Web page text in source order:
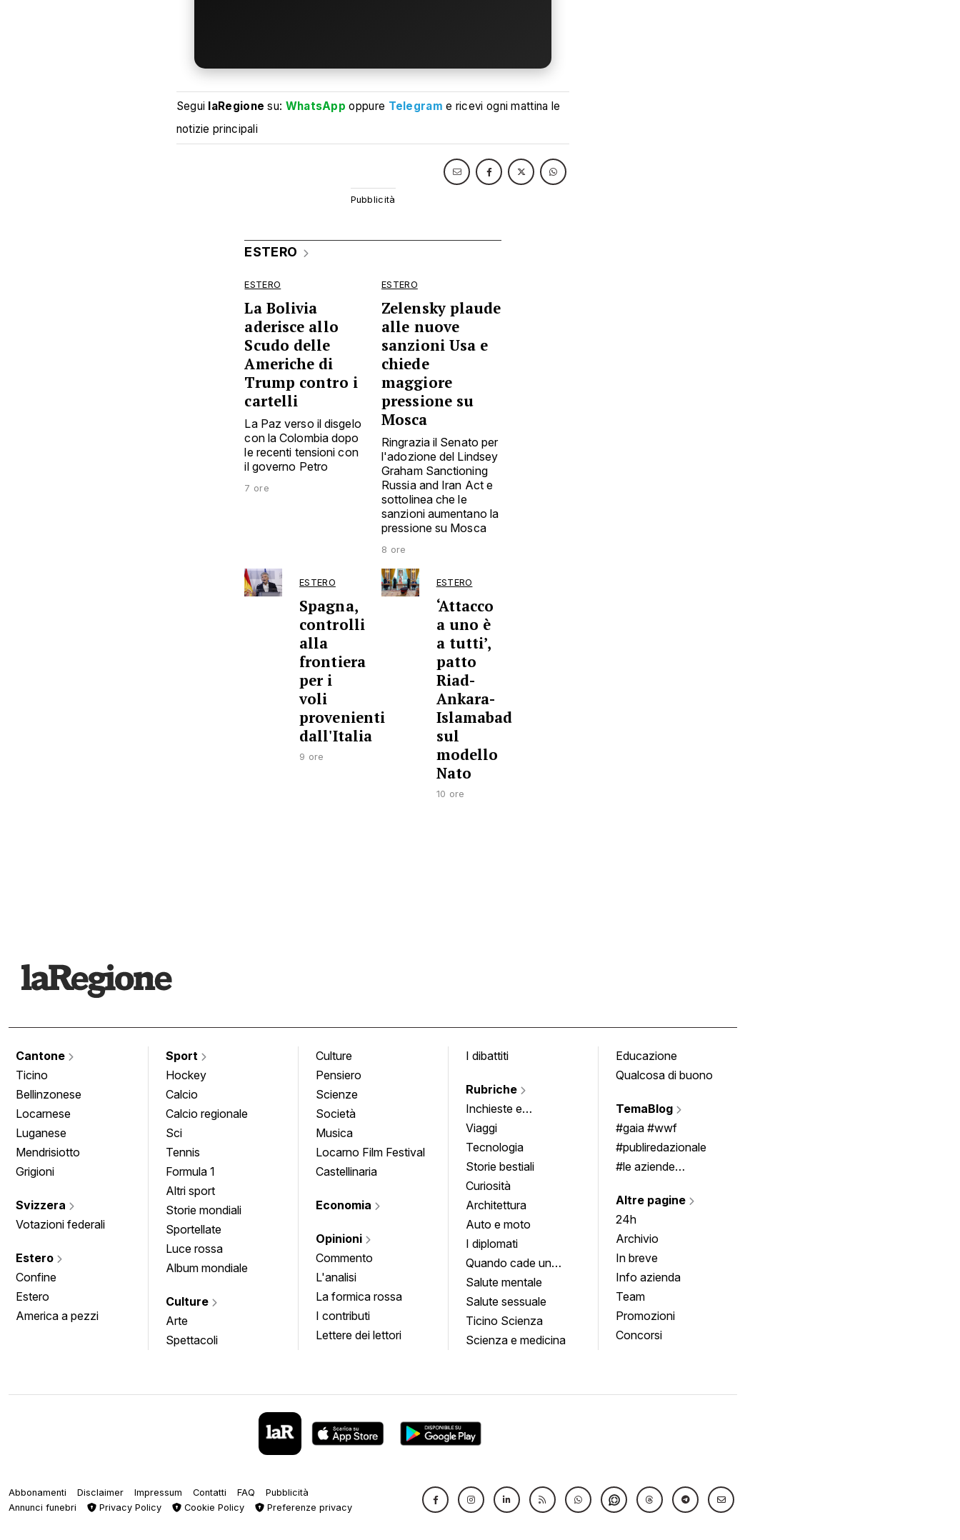
Segui laRegione su: WhatsApp oppure Telegram e ricevi ogni mattina le
notizie principali
ESTERO
ESTERO
La Bolivia
aderisce allo
Scudo delle
Americhe di
Trump contro i
cartelli
La Paz verso il disgelo
con la Colombia dopo
le recenti tensioni con
il governo Petro
7 ore
ESTERO
Zelensky plaude
alle nuove
sanzioni Usa e
chiede
maggiore
pressione su
Mosca
Ringrazia il Senato per
l'adozione del Lindsey
Graham Sanctioning
Russia and Iran Act e
sottolinea che le
sanzioni aumentano la
pressione su Mosca
8 ore
ESTERO
Spagna,
controlli
alla
frontiera
per i
voli
provenienti
dall'Italia
9 ore
ESTERO
‘Attacco
a uno è
a tutti’,
patto
Riad-
Ankara-
Islamabad
sul
modello
Nato
10 ore
Cantone
Ticino
Bellinzonese
Locarnese
Luganese
Mendrisiotto
Grigioni
Svizzera
Votazioni federali
Estero
Confine
Estero
America a pezzi
Sport
Hockey
Calcio
Calcio regionale
Sci
Tennis
Formula 1
Altri sport
Storie mondiali
Sportellate
Luce rossa
Album mondiale
Culture
Arte
Spettacoli
Culture
Pensiero
Scienze
Società
Musica
Locarno Film Festival
Castellinaria
Economia
Opinioni
Commento
L'analisi
La formica rossa
I contributi
Lettere dei lettori
I dibattiti
Rubriche
Inchieste e
approfondimenti
Viaggi
Tecnologia
Storie bestiali
Curiosità
Architettura
Auto e moto
I diplomati
Quando cade un
quadro
Salute mentale
Salute sessuale
Ticino Scienza
Scienza e medicina
Educazione
Qualcosa di buono
TemaBlog
#gaia #wwf
#publiredazionale
#le aziende
Altre pagine
24h
Archivio
In breve
Info azienda
Team
Promozioni
Concorsi
Abbonamenti Disclaimer Impressum Contatti FAQ
Pubblicità
Annunci funebri
Privacy Policy Cookie Policy Preferenze privacy